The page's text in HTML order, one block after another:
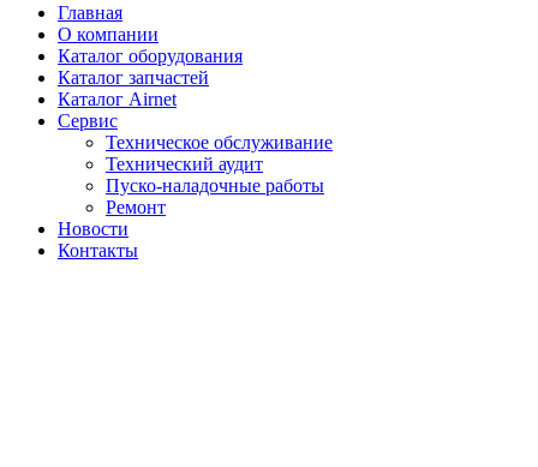
Главная
О компании
Каталог оборудования
Каталог запчастей
Каталог Airnet
Сервис
Техническое обслуживание
Технический аудит
Пуско-наладочные работы
Ремонт
Новости
Контакты